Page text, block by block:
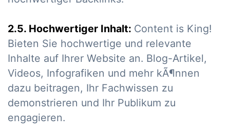
2.5. Hochwertiger Inhalt: Content is King!
Bieten Sie hochwertige und relevante
Inhalte auf Ihrer Website an. Blog-Artikel,
Videos, Infografiken und mehr kÃ¶nnen
dazu beitragen, Ihr Fachwissen zu
demonstrieren und Ihr Publikum zu
engagieren.